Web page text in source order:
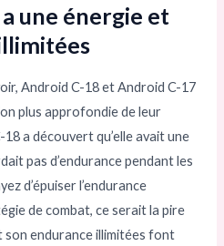
une énergie et
Android C-18 et Android C-17
plus approfondie de leur
a découvert qu’elle avait une
pas d’endurance pendant les
d’épuiser l’endurance
de combat, ce serait la pire
endurance illimitées font